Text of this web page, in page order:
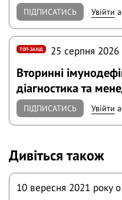
ПІДПИСАТИСЬ Увійти
ТОП-ЗАХІД 25 серпня
Вторинні
діагностика та
ПІДПИСАТИСЬ Увійти
Дивіться також
10 вересня 2021 року